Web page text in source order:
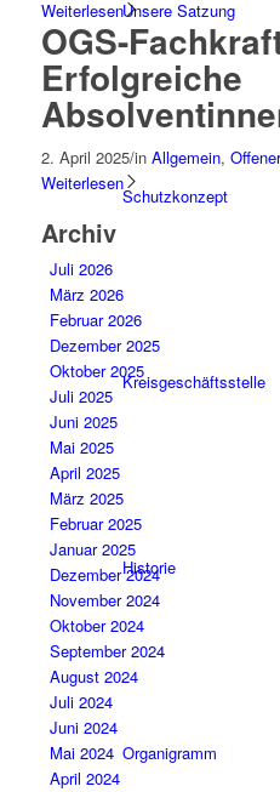
Unsere Satzung
Schutzkonzept
Kreisgeschäftsstelle
Historie
Organigramm
Weiterlesen
OGS-
Erfolgreiche
2. April 2025/in Allgemein,
Weiterlesen
Archiv
Juli 2026
März 2026
Februar 2026
Dezember 2025
Oktober 2025
Juli 2025
Juni 2025
Mai 2025
April 2025
März 2025
Februar 2025
Januar 2025
Dezember 2024
November 2024
Oktober 2024
September 2024
August 2024
Juli 2024
Juni 2024
Mai 2024
April 2024